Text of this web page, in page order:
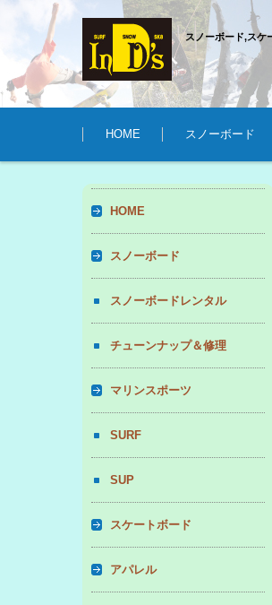
スノーボード,スケ
コンテンツに移動
HOME
スノーボード
HOME
スノーボード
スノーボードレンタル
チューンナップ＆修理
マリンスポーツ
SURF
SUP
スケートボード
アパレル